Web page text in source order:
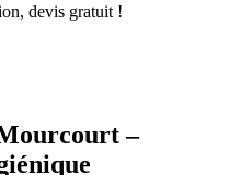
devis gratuit !
–